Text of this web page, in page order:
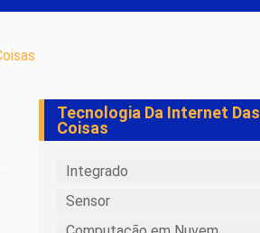
Tecnologia Da Internet Das
Coisas
Integrado
Sensor